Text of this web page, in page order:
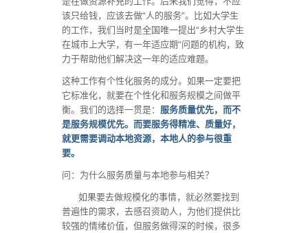
该只给钱，应该去做“人的服务”。比如大学生
的工作，我们当时是全国唯一提出“乡村大学生
在城市上大学，有一年适应期”问题的机构，致
力于帮助他们解决这一年的适应难题。
这种工作有个性化服务的成分。如果一定要把
它标准化，就要在个性化和服务规模之间做平
衡。我们的选择一贯是： 服务质量优先，而不
是服务规模优先。而要服务得精准、质量好，
就更需要调动本地资源，本地人的参与很重
要。
问：为什么服务质量与本地参与相关？
如果要去做规模化的事情，就必然要找到
普遍性的需求，去感召资助人，为他们提供比
较强的情绪价值，但服务做得深的时候，很多